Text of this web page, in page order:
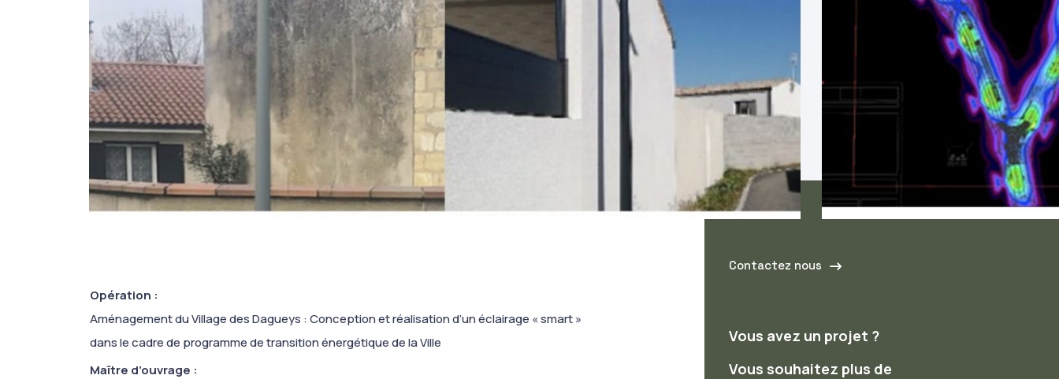
Opération :
Aménagement du Village des Dagueys : Conception et réalisation d’un éclairage « smart »
dans le cadre de programme de transition énergétique de la Ville
Maître d’ouvrage :
Contactez nous
Vous avez un projet ?
Vous souhaitez plus de